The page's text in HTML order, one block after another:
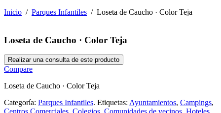
Inicio / Parques Infantiles / Loseta de Caucho · Color Teja
Loseta de Caucho · Color Teja
Compare
Loseta de Caucho · Color Teja
Categoría: Parques Infantiles. Etiquetas: Ayuntamientos, Campings,